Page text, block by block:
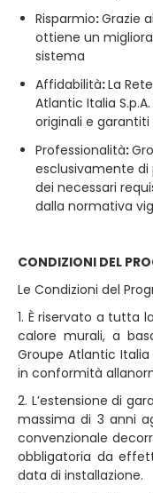
Risparmio:Grazie
ottiene un
sistema
Affidabilità:La
Atlantic Italia
originali e
Professionalità:
esclusivamente di
dei necessari
dalla normativa
CONDIZIONI DEL
Le Condizioni del
1. È riservato a tutta
calore murali, a
Groupe Atlantic Italia
in conformità
2. L’estensione di
massima di 3 anni
convenzionale
obbligatoria da
data di installazione.